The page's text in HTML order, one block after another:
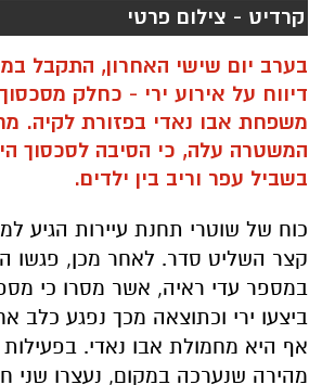
משפחת אבו נאדי בפזורת לקיה.
המשטרה עלה, כי הסיבה לסכסוך
בשביל עפר וריב בין ילדים.
כוח של שוטרי תחנת עיירות הגיע
קצר השליט סדר. לאחר מכן, פגשו
במספר עדי ראיה, אשר מסרו כי
אף היא מחמולת אבו נאדי.
מהירה שנערכה במקום, נעצרו שני
מהחמולה כבני 20 ובמהלך
הובאו בפני בימ"ש.